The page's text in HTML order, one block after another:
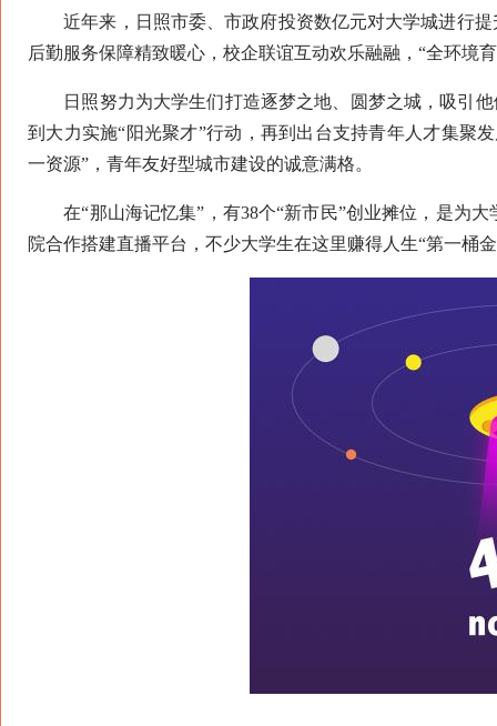
近年来，日照市委、市政府投资数亿元对大学城进行提
后勤服务保障精致暖心，校企联谊互动欢乐融融，“全环境
日照努力为大学生们打造逐梦之地、圆梦之城，吸引他
到大力实施“阳光聚才”行动，再到出台支持青年人才集
一资源”，青年友好型城市建设的诚意满格。
在“那山海记忆集”，有38个“新市民”创业摊位，是为大
院合作搭建直播平台，不少大学生在这里赚得人生“第一桶